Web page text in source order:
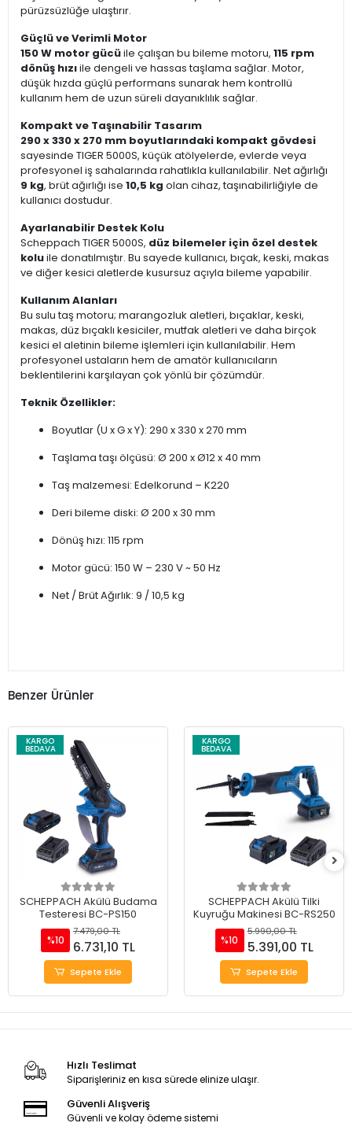
pürüzsüzlüğe ulaştırır.
Güçlü ve Verimli Motor
150 W motor gücüile çalışan bu bileme motoru, 115 rpm
dönüş hızıile dengeli ve hassas taşlama sağlar. Motor,
düşük hızda güçlü performans sunarak hem kontrollü
kullanım hem de uzun süreli dayanıklılık sağlar.
Kompakt ve Taşınabilir Tasarım
290 x 330 x 270 mm boyutlarındaki kompakt gövdesi
sayesinde TIGER 5000S, küçük atölyelerde, evlerde veya
profesyonel iş sahalarında rahatlıkla kullanılabilir. Net ağırlığı
9 kg, brüt ağırlığı ise 10,5 kg olan cihaz, taşınabilirliğiyle de
kullanıcı dostudur.
Ayarlanabilir Destek Kolu
Scheppach TIGER 5000S, düz bilemeler için özel destek
koluile donatılmıştır. Bu sayede kullanıcı, bıçak, keski, makas
ve diğer kesici aletlerde kusursuz açıyla bileme yapabilir.
Kullanım Alanları
Bu sulu taş motoru; marangozluk aletleri, bıçaklar, keski,
makas, düz bıçaklı kesiciler, mutfak aletleri ve daha birçok
kesici el aletinin bileme işlemleri için kullanılabilir. Hem
profesyonel ustaların hem de amatör kullanıcıların
beklentilerini karşılayan çok yönlü bir çözümdür.
Teknik Özellikler:
Boyutlar (U x G x Y): 290 x 330 x 270 mm
Taşlama taşı ölçüsü: Ø 200 x Ø12 x 40 mm
Taş malzemesi: Edelkorund – K220
Deri bileme diski: Ø 200 x 30 mm
Dönüş hızı: 115 rpm
Motor gücü: 150 W – 230 V ~ 50 Hz
Net / Brüt Ağırlık: 9 / 10,5 kg
Benzer Ürünler
KARGO
BEDAVA
SCHEPPACH Akülü Budama
Testeresi BC-PS150
%10
7.479,00 TL
6.731,10 TL
Sepete Ekle
KARGO
BEDAVA
SCHEPPACH Akülü Tilki
Kuyruğu Makinesi BC-RS250
%10
5.990,00 TL
5.391,00 TL
Sepete Ekle
Hızlı Teslimat
Siparişleriniz en kısa sürede elinize ulaşır.
Güvenli Alışveriş
Güvenli ve kolay ödeme sistemi